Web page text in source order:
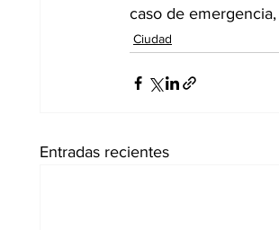
caso de emergencia,
Ciudad
Entradas recientes